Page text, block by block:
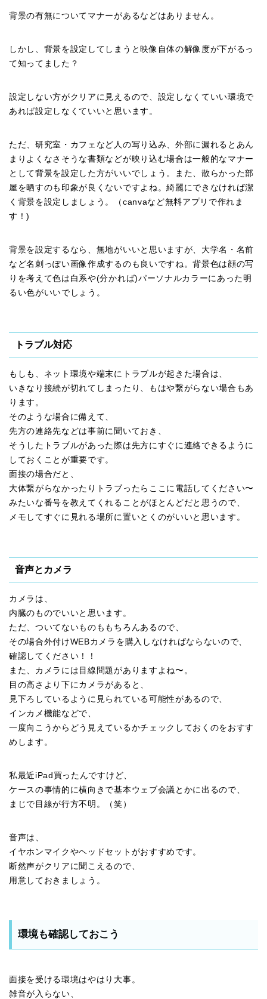
背景の有無についてマナーがあるなどはありません。
しかし、背景を設定してしまうと映像自体の解像度が下がるっ
て知ってました？
設定しない方がクリアに見えるので、設定しなくていい環境で
あれば設定しなくていいと思います。
ただ、研究室・カフェなど人の写り込み、外部に漏れるとあん
まりよくなさそうな書類などが映り込む場合は一般的なマナー
として背景を設定した方がいいでしょう。また、散らかった部
屋を晒すのも印象が良くないですよね。綺麗にできなければ潔
く背景を設定しましょう。（canvaなど無料アプリで作れま
す！)
背景を設定するなら、無地がいいと思いますが、大学名・名前
など名刺っぽい画像作成するのも良いですね。背景色は顔の写
りを考えて色は白系や(分かれば)パーソナルカラーにあった明
るい色がいいでしょう。
トラブル対応
もしも、ネット環境や端末にトラブルが起きた場合は、
いきなり接続が切れてしまったり、もはや繋がらない場合もあ
ります。
そのような場合に備えて、
先方の連絡先などは事前に聞いておき、
そうしたトラブルがあった際は先方にすぐに連絡できるように
しておくことが重要です。
面接の場合だと、
大体繋がらなかったりトラブったらここに電話してください〜
みたいな番号を教えてくれることがほとんどだと思うので、
メモしてすぐに見れる場所に置いとくのがいいと思います。
音声とカメラ
カメラは、
内臓のものでいいと思います。
ただ、ついてないものももちろんあるので、
その場合外付けWEBカメラを購入しなければならないので、
確認してください！！
また、カメラには目線問題がありますよね〜。
目の高さより下にカメラがあると、
見下ろしているように見られている可能性があるので、
インカメ機能などで、
一度向こうからどう見えているかチェックしておくのをおすす
めします。
私最近iPad買ったんですけど、
ケースの事情的に横向きで基本ウェブ会議とかに出るので、
まじで目線が行方不明。（笑）
音声は、
イヤホンマイクやヘッドセットがおすすめです。
断然声がクリアに聞こえるので、
用意しておきましょう。
環境も確認しておこう
面接を受ける環境はやはり大事。
雑音が入らない、